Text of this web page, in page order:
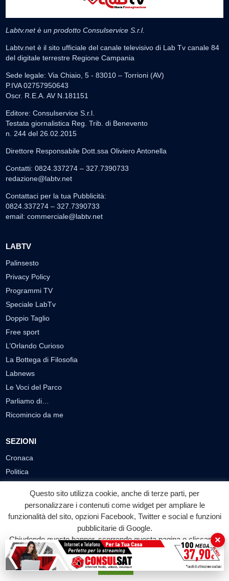
Labtv.net è un prodotto Consulservice S.r.l.
Labtv.net è il sito ufficiale del canale televisivo di Lab Tv canale 84
del digitale terrestre Regione Campania
Sede legale: Via Chiaio, 5 - 83010 – Torrioni (AV)
P.IVA 02757950643
Oscr. R.E.A. AV N.181151
Editore: Consulservice S.r.l.
Testata giornalistica Reg. Trib. di Benevento
n. 244 del 26.02.2015
Direttore Responsabile Dott.ssa Oliviero Antonella
Contatti: 0824.337274 – 327.7390733
redazione@labtv.net
Contattaci per la tua Pubblicità:
0824.337274 – 327.7390733
email: commerciale@labtv.net
LABTV
Palinsesto
Privacy Policy
Programmi TV
Speciale LabTv
Doppio Taglio
Free sport
L’Orlando Curioso
La Bottega di Filosofia
Labnews
Le Voci del Parco
Parliamo di…
Ricomincio da me
SEZIONI
Cronaca
Politica
Economia
Eventi
VIDEO
Questo sito utilizza cookie, anche di terze parti, per
personalizzare i contenuti come widget per ampliare le
funzionalità del sito, opzioni Facebook, Twitter e social e funzioni
pubblicitarie di Google.
Chiudendo questo banner, scorrendo questa pagina o cliccando
su qualunque suo elemento acconsenti all'uso dei cookie.
Accetta
×